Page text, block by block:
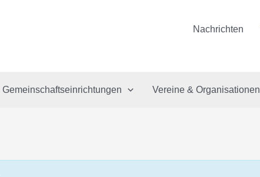
Nachrichten
Gemeinschaftseinrichtungen Vereine & Organisationen